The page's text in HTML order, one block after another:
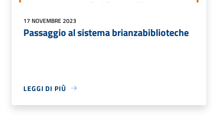
17 NOVEMBRE 2023
Passaggio al sistema brianzabiblioteche
LEGGI DI PIÙ